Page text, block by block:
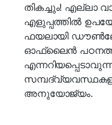
തികച്ചും! എല്ലാ
എളുപ്പത്തിൽ
ഫയലായി
ഓഫ്ലൈൻ
അനുയോജ്യം.